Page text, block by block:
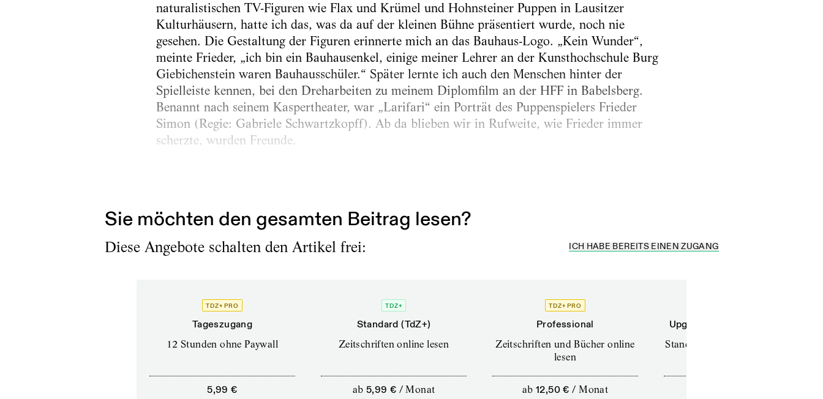
naturalistischen TV-Figuren wie Flax und Krümel und Hohnsteiner Puppen in Lausitzer
Kulturhäusern, hatte ich das, was da auf der kleinen Bühne präsentiert wurde, noch nie
gesehen. Die Gestaltung der Figuren erinnerte mich an das Bauhaus-Logo. „Kein Wunder“,
meinte Frieder, „ich bin ein Bauhausenkel, einige meiner Lehrer an der Kunsthochschule Burg
Giebichenstein waren Bauhausschüler.“ Später lernte ich auch den Menschen hinter der
Spielleiste kennen, bei den Dreharbeiten zu meinem Diplomfilm an der HFF in Babelsberg.
Benannt nach seinem Kaspertheater, war „Larifari“ ein Porträt des Puppenspielers Frieder
Simon (Regie: Gabriele Schwartzkopff). Ab da blieben wir in Rufweite, wie Frieder immer
scherzte, wurden Freunde.
Sie möchten den gesamten Beitrag lesen?
Diese Angebote schalten den Artikel frei: ICH HABE BEREITS EINEN ZUGANG
TDZ+ PRO
Tageszugang
12 Stunden ohne Paywall
5,99 €
TDZ+
Standard (TdZ+)
Zeitschriften online lesen
ab 5,99 € /Monat
TDZ+ PRO
Professional
Zeitschriften und Bücher online
lesen
ab 12,50 € /Monat
Upgrade für Printabonnenten
Standard (TdZ+) – Zeitschriften